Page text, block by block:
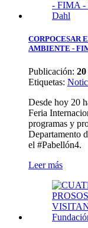
CORPOCESAR
AMBIENTE -
Publicación:
Etiquetas:
Desde hoy 20
Feria
programas y
Departamento
el #Pabellón4.
Leer más